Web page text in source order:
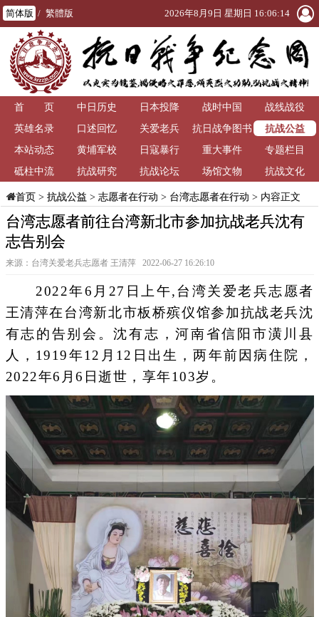
简体版 / 繁體版 2026年8月9日 星期日 16:06:15
首 页 中日历史 日本投降 战时中国
战线战役
英雄名录
口述回忆 关爱老兵
抗日战争图书
馆
抗战公益
本站动态
黄埔军校 日寇暴行 重大事件
专题栏目
砥柱中流
抗战研究 抗战论坛 场馆文物 抗战文化
首页> 抗战公益 > 志愿者在行动 > 台湾志愿者在行动 > 内容正文
台湾志愿者前往台湾新北市参加抗战老兵沈有
志告别会
来源：台湾关爱老兵志愿者 王清萍 2022-06-27 16:26:10
2022年6月27日上午,台湾关爱老兵志愿者
王清萍在台湾新北市板桥殡仪馆参加抗战老兵沈
有志的告别会。沈有志，河南省信阳市潢川县
人，1919年12月12日出生，两年前因病住院，
2022年6月6日逝世，享年103岁。